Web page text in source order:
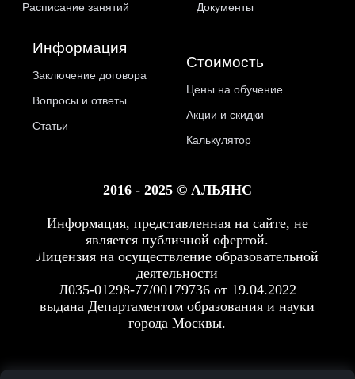
Расписание занятий
Стоимость
Цены на обучение
Акции и скидки
Калькулятор
Документы
Информация
Заключение договора
Вопросы и ответы
Статьи
2016 - 2025 © АЛЬЯНС
Информация, представленная на сайте, не
является публичной офертой.
Лицензия на осуществление образовательной
деятельности
Л035-01298-77/00179736 от 19.04.2022
выдана Департаментом образования и науки
города Москвы.